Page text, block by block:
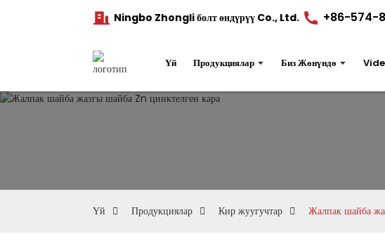
Ningbo Zhongli болт өндүрүү Co., Ltd. +86-574-
Үй Продукциялар Биз Жөнүндө
Үй Продукциялар Кир жуугучтар Жалпак шайба